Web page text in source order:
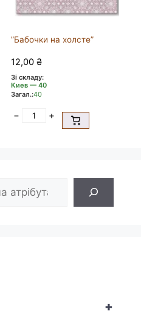
”Бабочки на холсте”
12,00 ₴
Зі складу:
Киев — 40
Загал.:40
− +
+